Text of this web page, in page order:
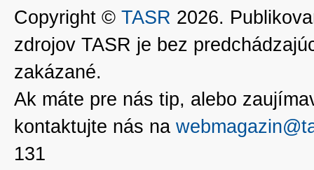
Copyright © TASR 2026.
zdrojov TASR je bez
zakázané.
Ak máte pre nás tip, alebo
kontaktujte nás na
131